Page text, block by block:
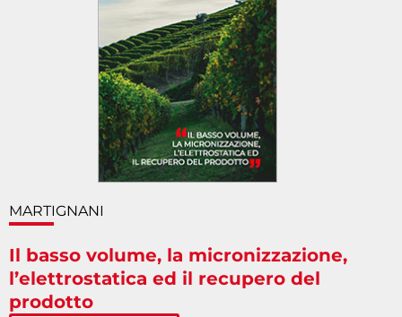
MARTIGNANI
Il basso volume, la micronizzazione,
l’elettrostatica ed il recupero del
prodotto